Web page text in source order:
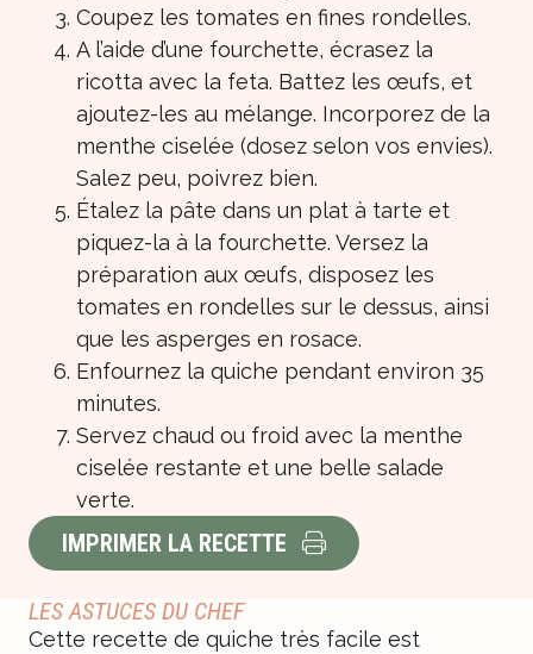
Coupez les tomates en fines rondelles.
A l’aide d’une fourchette, écrasez la
ricotta avec la feta. Battez les œufs, et
ajoutez-les au mélange. Incorporez de la
menthe ciselée (dosez selon vos envies).
Salez peu, poivrez bien.
Étalez la pâte dans un plat à tarte et
piquez-la à la fourchette. Versez la
préparation aux œufs, disposez les
tomates en rondelles sur le dessus, ainsi
que les asperges en rosace.
Enfournez la quiche pendant environ 35
minutes.
Servez chaud ou froid avec la menthe
ciselée restante et une belle salade
verte.
IMPRIMER LA RECETTE
LES ASTUCES DU CHEF
Cette recette de quiche très facile est